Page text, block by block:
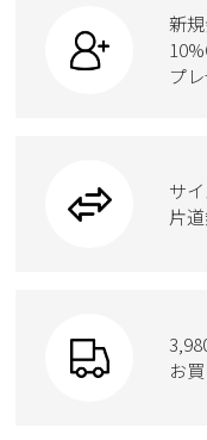
カジュアルシュ
ワークシューズ
ウェア
moz
ローファー
ブーツ
Parade
スクール
new balance
ボディバッグ
ハンドバッグ
トートバッグ
ケア用品
新
プ
サ
片
お